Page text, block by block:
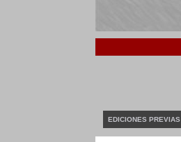
EDICIONES PREVIAS